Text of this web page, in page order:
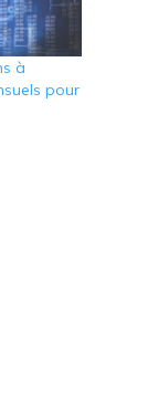
à
pour